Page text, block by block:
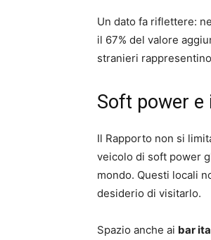
Un dato fa riflettere:
il 67% del valore
stranieri
Soft power e
Il Rapporto non si
veicolo di soft power
mondo. Questi locali
desiderio di visitarlo.
Spazio anche ai bar